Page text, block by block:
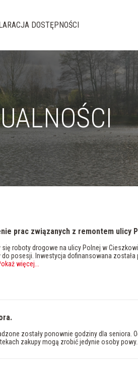
DOSTĘPNOŚCI
prac związanych z remontem ulicy
się roboty drogowe na ulicy Polnej w
posesji. Inwestycja dofinansowana została
więcej
zostały ponownie godziny dla
zakupy mogą zrobić jedynie osoby powy...